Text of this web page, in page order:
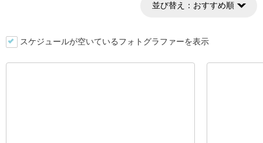
並び替え： おすすめ順
スケジュールが空いているフォトグラファーを表示